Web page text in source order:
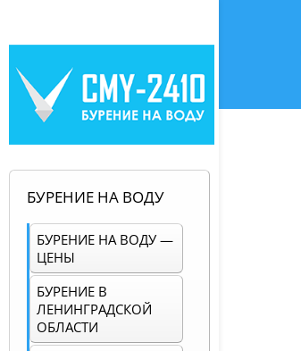
БУРЕНИЕ НА ВОДУ
БУРЕНИЕ НА ВОДУ —
ЦЕНЫ
БУРЕНИЕ В
ЛЕНИНГРАДСКОЙ
ОБЛАСТИ